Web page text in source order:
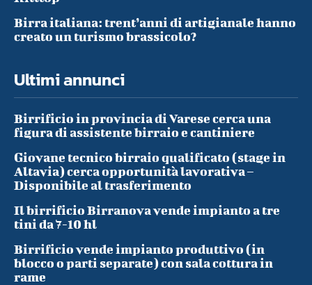
Birra italiana: trent’anni di artigianale hanno
creato un turismo brassicolo?
Ultimi annunci
Birrificio in provincia di Varese cerca una
figura di assistente birraio e cantiniere
Giovane tecnico birraio qualificato (stage in
Altavia) cerca opportunità lavorativa –
Disponibile al trasferimento
Il birrificio Birranova vende impianto a tre
tini da 7-10 hl
Birrificio vende impianto produttivo (in
blocco o parti separate) con sala cottura in
rame